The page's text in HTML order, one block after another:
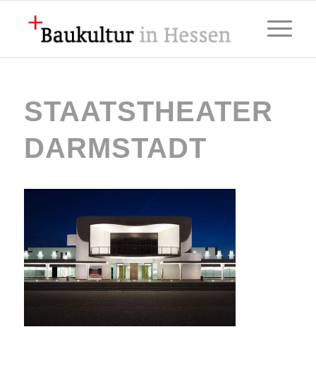
STAATSTHEATER
DARMSTADT